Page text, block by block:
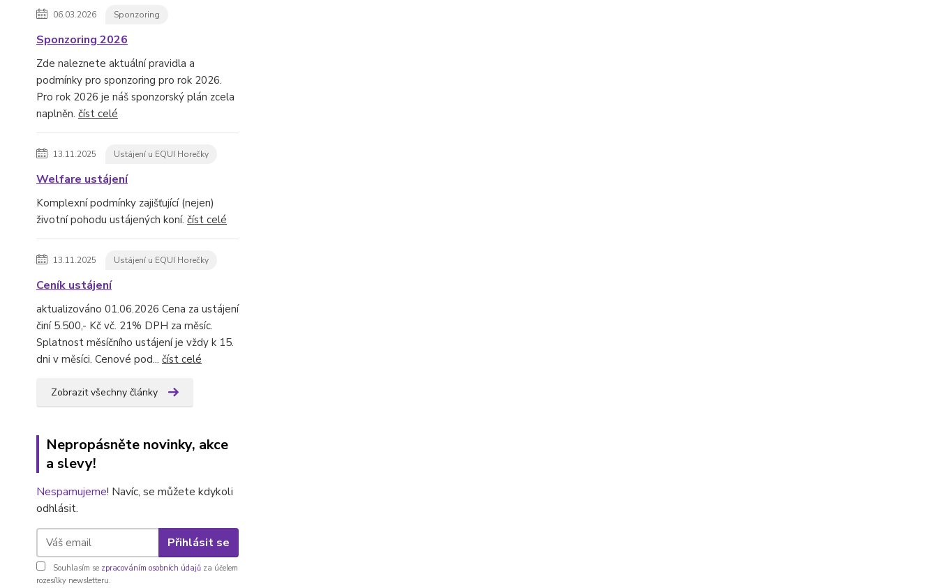
06.03.2026 Sponzoring
Sponzoring 2026
Zde naleznete aktuální pravidla a
podmínky pro sponzoring pro rok 2026.
Pro rok 2026 je náš sponzorský plán zcela
naplněn. číst celé
13.11.2025 Ustájení u EQUI Horečky
Welfare ustájení
Komplexní podmínky zajišťující (nejen)
životní pohodu ustájených koní. číst celé
13.11.2025 Ustájení u EQUI Horečky
Ceník ustájení
aktualizováno 01.06.2026 Cena za ustájení
činí 5.500,- Kč vč. 21% DPH za měsíc.
Splatnost měsíčního ustájení je vždy k 15.
dni v měsíci. Cenové pod... číst celé
Zobrazit všechny články
Nepropásněte novinky, akce
a slevy!
Nespamujeme! Navíc, se můžete kdykoli
odhlásit.
Přihlásit se
Souhlasím se zpracováním osobních údajů za účelem
rozesílky newsletteru.